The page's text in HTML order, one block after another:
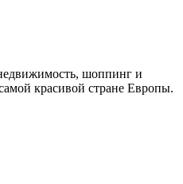
шоппинг и
красивой стране Европы.